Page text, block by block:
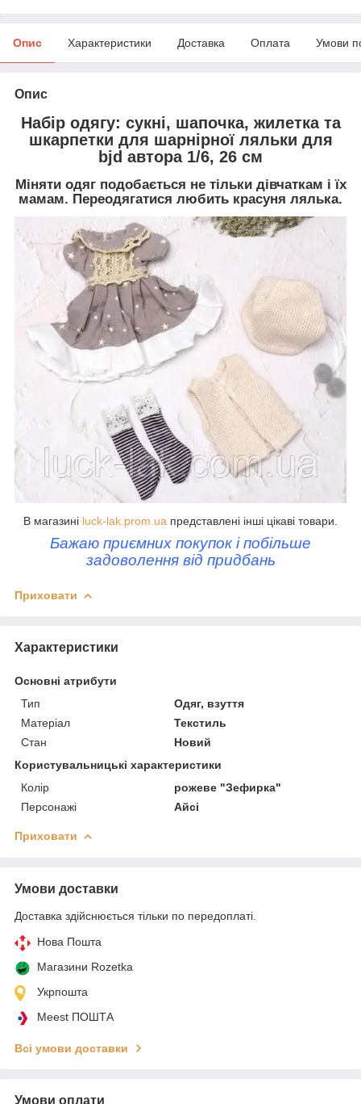
Опис Характеристики Доставка Оплата Умови
Опис
Набір одягу: сукні, шапочка, жилетка та
шкарпетки для шарнірної ляльки для
bjd автора 1/6, 26 см
Міняти одяг подобається не тільки дівчаткам і їх
мамам. Переодягатися любить красуня лялька.
В магазині luck-lak.prom.ua представлені інші цікаві товари.
Бажаю приємних покупок і побільше
задоволення від придбань
Приховати
Характеристики
Основні атрибути
Тип
Одяг, взуття
Матеріал
Текстиль
Стан
Новий
Користувальницькі характеристики
Колір
рожеве "Зефирка"
Персонажі
Айсі
Приховати
Умови доставки
Доставка здійснюється тільки по передоплаті.
Нова Пошта
Магазини Rozetka
Укрпошта
Meest ПОШТА
Всі умови доставки
Умови оплати